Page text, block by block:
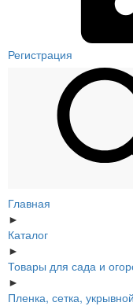
Регистрация
Главная
►
Каталог
►
Товары для сада и
►
Пленка, сетка,